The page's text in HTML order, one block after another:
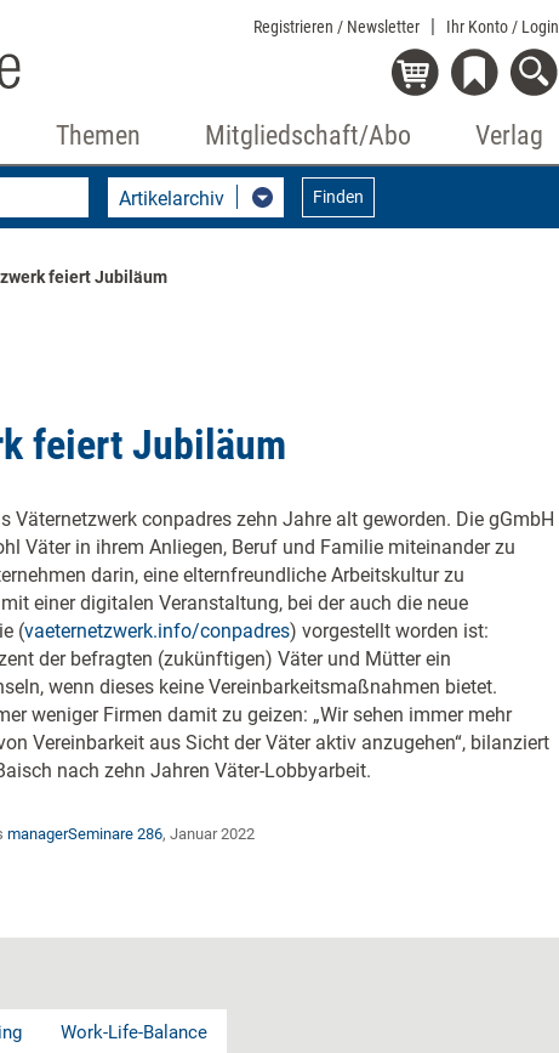
Registrieren / Newsletter Ihr Konto / Login
Themen Mitgliedschaft/Abo Verlag
Artikelarchiv Finden
feiert Jubiläum
feiert Jubiläum
Väternetzwerk conpadres zehn Jahre alt geworden. Die gGmbH
Väter in ihrem Anliegen, Beruf und Familie miteinander zu
darin, eine elternfreundliche Arbeitskultur zu
einer digitalen Veranstaltung, bei der auch die neue
(vaeternetzwerk.info/conpadres) vorgestellt worden ist:
der befragten (zukünftigen) Väter und Mütter ein
wenn dieses keine Vereinbarkeitsmaßnahmen bietet.
weniger Firmen damit zu geizen: „Wir sehen immer mehr
Vereinbarkeit aus Sicht der Väter aktiv anzugehen“, bilanziert
nach zehn Jahren Väter-Lobbyarbeit.
managerSeminare 286, Januar 2022
Work-Life-Balance